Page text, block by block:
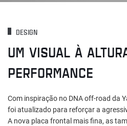
DESIGN
UM VISUAL À
PERFORMANCE
Com inspiração no DNA off-road da
foi atualizado para reforçar a
A nova placa frontal mais fina, as